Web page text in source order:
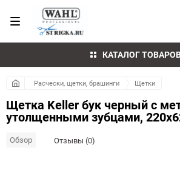
КАТАЛОГ
Расчески, щетки, брашинги Щетки
Щетка Keller бук черный с
утолщенными зубцами,
Обзор Отзывы (0)